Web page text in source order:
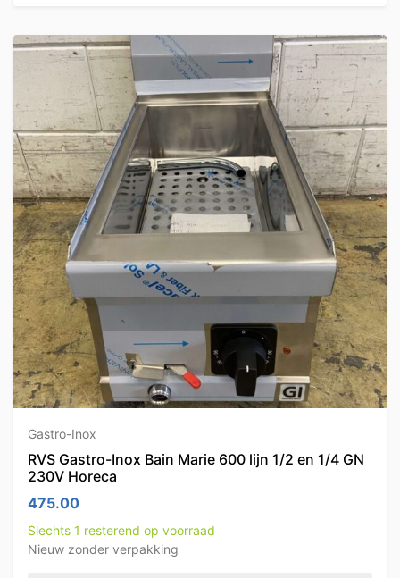
Gastro-Inox
RVS Gastro-Inox Bain Marie 600 lijn 1/2 en 1/4 GN
230V Horeca
475.00
Slechts 1 resterend op voorraad
Nieuw zonder verpakking